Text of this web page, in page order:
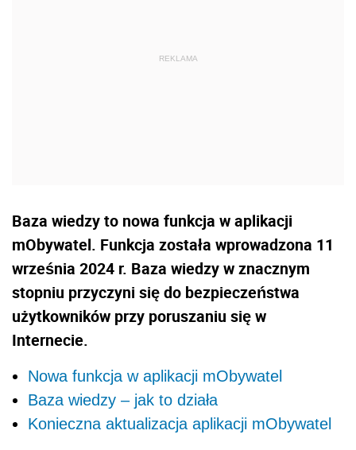
Baza wiedzy to nowa funkcja w aplikacji
mObywatel. Funkcja została wprowadzona 11
września 2024 r. Baza wiedzy w znacznym
stopniu przyczyni się do bezpieczeństwa
użytkowników przy poruszaniu się w
Internecie.
Nowa funkcja w aplikacji mObywatel
Baza wiedzy – jak to działa
Konieczna aktualizacja aplikacji mObywatel